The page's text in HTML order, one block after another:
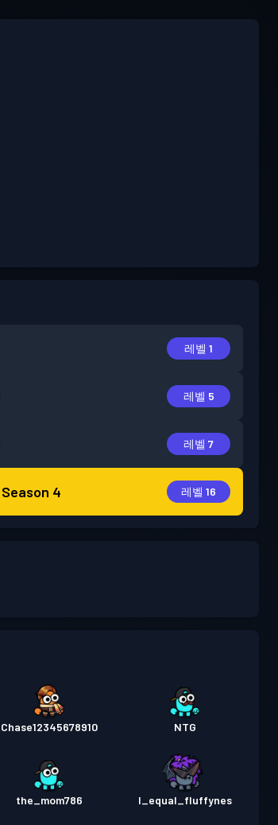
레벨 1
레벨 5
레벨 7
Season 4 레벨 16
Chase12345678910 NTG
the_mom786 I_equal_fluffynes